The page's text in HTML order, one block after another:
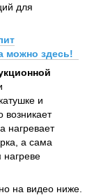
для
можно здесь!
и
возникает
нагревает
а сама
нагреве
на видео ниже.